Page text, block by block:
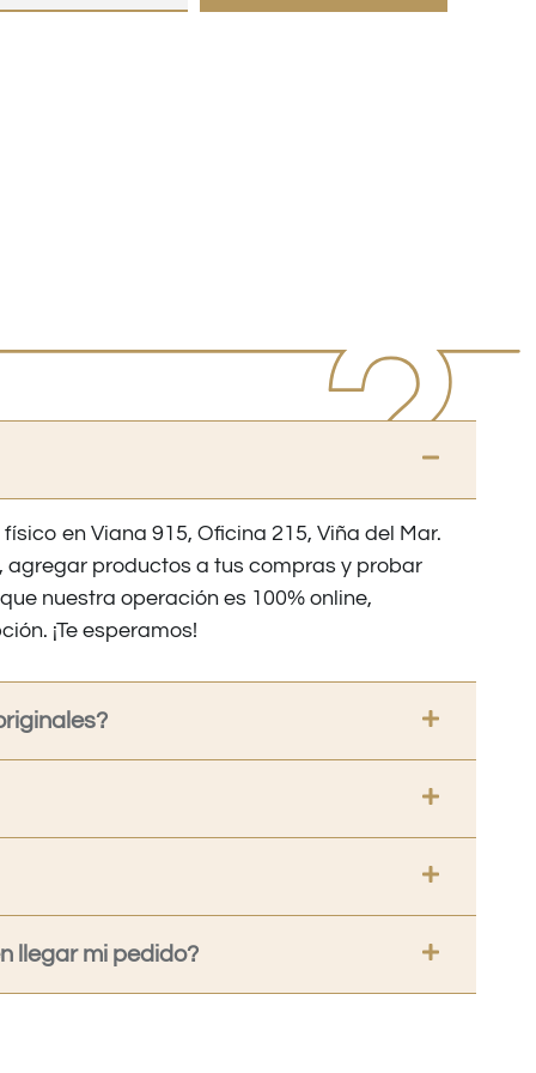
en Viana 915, Oficina 215, Viña del Mar.
agregar productos a tus compras y probar
nuestra operación es 100% online,
¡Te esperamos!
llegar mi pedido?